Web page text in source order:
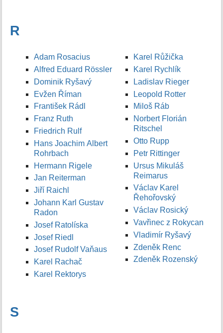
R
Adam Rosacius
Alfred Eduard Rössler
Dominik Ryšavý
Evžen Říman
František Rádl
Franz Ruth
Friedrich Rulf
Hans Joachim Albert
Rohrbach
Hermann Rigele
Jan Reiterman
Jiří Raichl
Johann Karl Gustav
Radon
Josef Ratolíska
Josef Riedl
Josef Rudolf Vaňaus
Karel Rachač
Karel Rektorys
Karel Růžička
Karel Rychlík
Ladislav Rieger
Leopold Rotter
Miloš Ráb
Norbert Florián
Ritschel
Otto Rupp
Petr Rittinger
Ursus Mikuláš
Reimarus
Václav Karel
Řehořovský
Václav Rosický
Vavřinec z Rokycan
Vladimír Ryšavý
Zdeněk Renc
Zdeněk Rozenský
S